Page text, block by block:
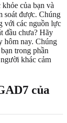
của bạn và
soát được. Chúng
với các nguồn lực
đầu chưa? Hãy
hôm nay. Chúng
trong phần
khác cảm
của